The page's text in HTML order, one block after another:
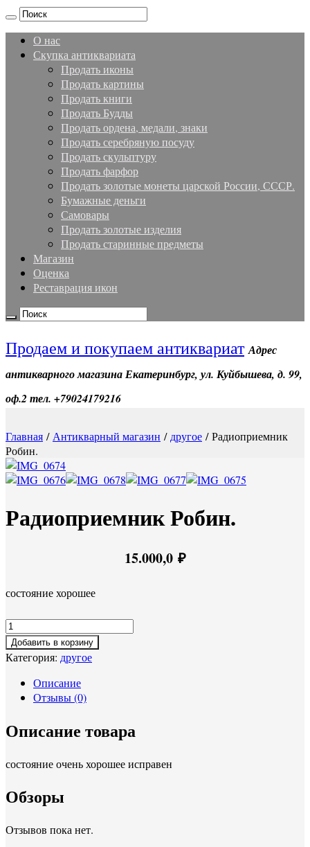
О нас
Скупка антиквариата
Продать иконы
Продать картины
Продать книги
Продать Будды
Продать ордена, медали, знаки
Продать серебряную посуду
Продать скульптуру
Продать фарфор
Продать золотые монеты царской России, СССР.
Бумажные деньги
Самовары
Продать золотые изделия
Продать старинные предметы
Магазин
Оценка
Реставрация икон
Продаем и покупаем антиквариат Адрес
антикварного магазина Екатеринбург, ул. Куйбышева, д. 99,
оф.2 тел. +79024179216
Главная / Антикварный магазин / другое / Радиоприемник
Робин.
Радиоприемник Робин.
15.000,0 ₽
состояние хорошее
Добавить в корзину
Категория: другое
Описание
Отзывы (0)
Описание товара
состояние очень хорошее исправен
Обзоры
Отзывов пока нет.